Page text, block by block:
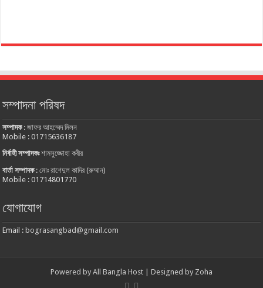
সম্পাদনা পরিষদ
সম্পাদক:জাফর আহম্মেদ মিলন
Mobile : 01715636187
নির্বাহী সম্পাদকঃশামসুজ্জোহা কবীর
বার্তা সম্পাদক:মোঃ রাশেদুল কাদির (রুম্মান)
Mobile : 01714801770
যোগাযোগ
Email : bograsangbad@gmail.com
Powered by All Bangla Host | Designed by Zoha